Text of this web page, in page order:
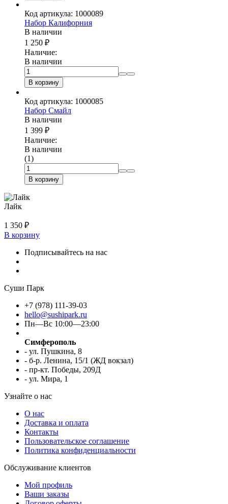
Код артикула: 1000089
Набор Калифорния
В наличии
1 250 ₽
Наличие:
В наличии
В корзину
Код артикула: 1000085
Набор Смайл
В наличии
1 399 ₽
Наличие:
В наличии
(1)
В корзину
Лайк
1 350 ₽
В корзину
Подписывайтесь на нас
Суши Парк
+7 (978) 111-39-03
hello@sushipark.ru
Пн—Вс 10:00—23:00
Симферополь
- ул. Пушкина, 8
- б-р. Ленина, 15/1 (ЖД вокзал)
- пр-кт. Победы, 209Д
- ул. Мира, 1
Узнайте о нас
О нас
Доставка и оплата
Контакты
Пользовательское соглашение
Политика конфиденциальности
Обслуживание клиентов
Мой профиль
Ваши заказы